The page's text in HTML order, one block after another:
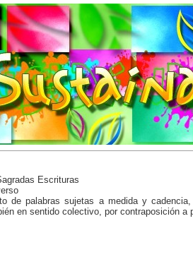
Escrituras
de palabras sujetas a medida y
en sentido colectivo, por contraposición a